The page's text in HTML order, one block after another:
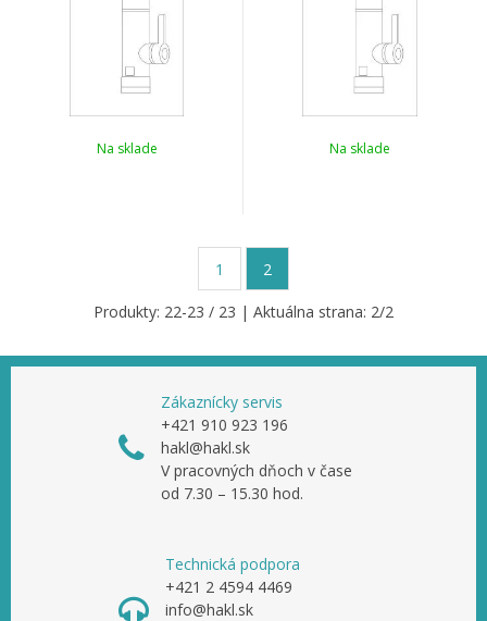
Na sklade Na sklade
1 2
Produkty: 22-23 / 23 | Aktuálna strana: 2/2
Zákaznícky servis
+421 910 923 196
hakl@hakl.sk
V pracovných dňoch v čase
od 7.30 – 15.30 hod.
Technická podpora
+421 2 4594 4469
info@hakl.sk